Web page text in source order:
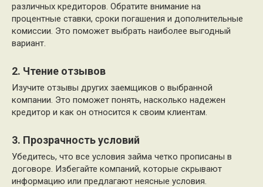
различных кредиторов. Обратите внимание на
процентные ставки, сроки погашения и дополнительные
комиссии. Это поможет выбрать наиболее выгодный
вариант.
2. Чтение отзывов
Изучите отзывы других заемщиков о выбранной
компании. Это поможет понять, насколько надежен
кредитор и как он относится к своим клиентам.
3. Прозрачность условий
Убедитесь, что все условия займа четко прописаны в
договоре. Избегайте компаний, которые скрывают
информацию или предлагают неясные условия.